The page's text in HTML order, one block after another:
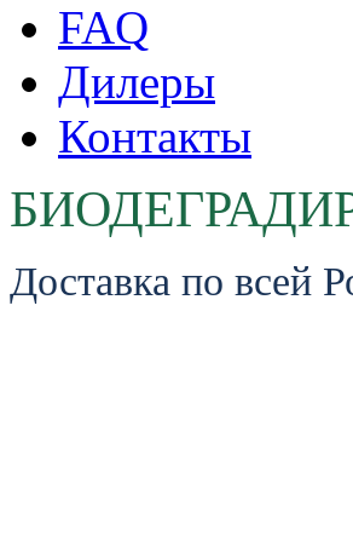
FAQ
Дилеры
Контакты
Доставка по всей